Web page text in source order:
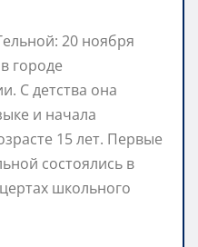
20 ноября
городе
С детства она
и начала
15 лет. Первые
состоялись в
школьного